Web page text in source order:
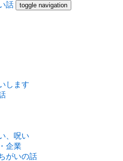
話 toggle navigation
します
、呪い
企業
がいの話